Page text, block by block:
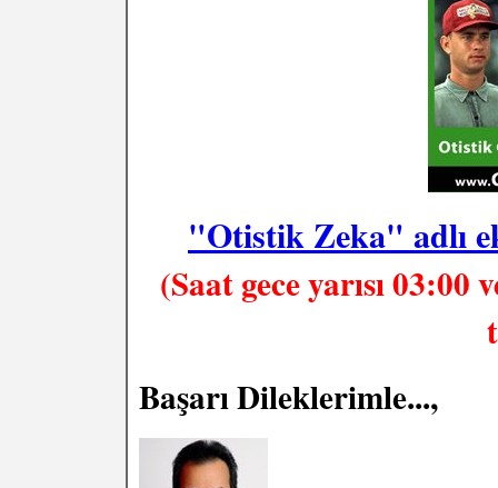
"Otistik Zeka" adlı
(Saat gece yarısı
Başarı Dileklerimle...,